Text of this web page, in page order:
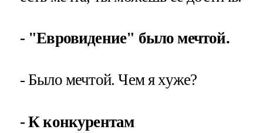
- "Евровидение" было мечтой.
- Было мечтой. Чем я хуже?
- К конкурентам